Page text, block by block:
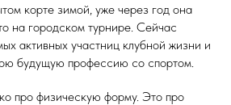
корте зимой, уже через год она
на городском турнире. Сейчас
активных участниц клубной жизни и
будущую профессию со спортом.
про физическую форму. Это про